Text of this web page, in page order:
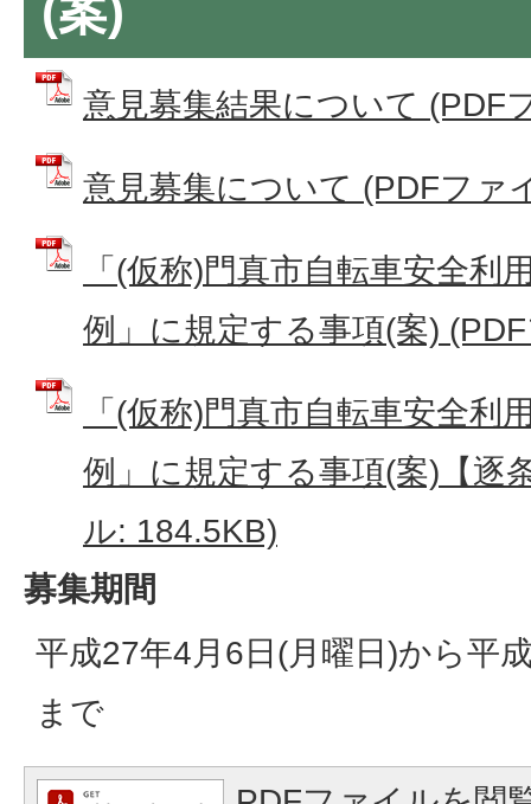
(案)
意見募集結果について (PDF
意見募集について (PDFファ
「(仮称)門真市自転車安全利
例」に規定する事項(案)
「(仮称)門真市自転車安全利
例」に規定する事項(案)【逐
ル: 184.5KB)
募集期間
平成27年4月6日(月曜日)から平
まで